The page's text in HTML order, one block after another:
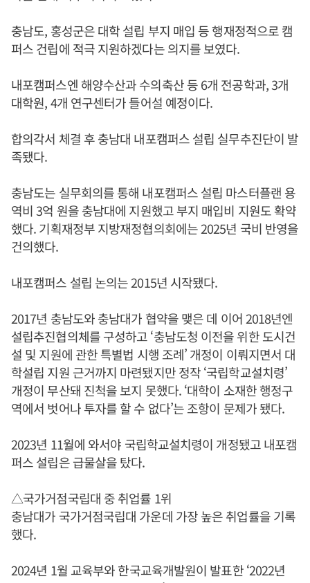
충남도, 홍성군은 대학 설립 부지 매입 등 행재정적으로 캠
퍼스 건립에 적극 지원하겠다는 의지를 보였다.
내포캠퍼스엔 해양수산과 수의축산 등 6개 전공학과, 3개
대학원, 4개 연구센터가 들어설 예정이다.
합의각서 체결 후 충남대 내포캠퍼스 설립 실무추진단이 발
족됐다.
충남도는 실무회의를 통해 내포캠퍼스 설립 마스터플랜 용
역비 3억 원을 충남대에 지원했고 부지 매입비 지원도 확약
했다. 기획재정부 지방재정협의회에는 2025년 국비 반영을
건의했다.
내포캠퍼스 설립 논의는 2015년 시작됐다.
2017년 충남도와 충남대가 협약을 맺은 데 이어 2018년엔
설립추진협의체를 구성하고 ‘충남도청 이전을 위한 도시건
설 및 지원에 관한 특별법 시행 조례’ 개정이 이뤄지면서 대
학설립 지원 근거까지 마련됐지만 정작 ‘국립학교설치령’
개정이 무산돼 진척을 보지 못했다. ‘대학이 소재한 행정구
역에서 벗어나 투자를 할 수 없다’는 조항이 문제가 됐다.
2023년 11월에 와서야 국립학교설치령이 개정됐고 내포캠
퍼스 설립은 급물살을 탔다.
△국가거점국립대 중 취업률 1위
충남대가 국가거점국립대 가운데 가장 높은 취업률을 기록
했다.
2024년 1월 교육부와 한국교육개발원이 발표한 ‘2022년